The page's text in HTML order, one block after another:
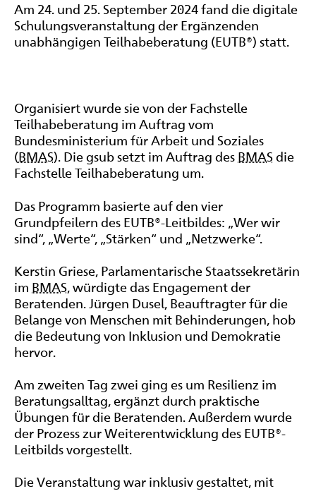
Am 24. und 25. September 2024 fand die digitale
Schulungsveranstaltung der Ergänzenden
unabhängigen Teilhabeberatung (EUTB®) statt.
Organisiert wurde sie von der Fachstelle
Teilhabeberatung im Auftrag vom
Bundesministerium für Arbeit und Soziales
(BMAS). Die gsub setzt im Auftrag des BMASdie
Fachstelle Teilhabeberatung um.
Das Programm basierte auf den vier
Grundpfeilern des EUTB®-Leitbildes: „Wer wir
sind“, „Werte“, „Stärken“ und „Netzwerke“.
Kerstin Griese, Parlamentarische Staatssekretärin
im BMAS, würdigte das Engagement der
Beratenden. Jürgen Dusel, Beauftragter für die
Belange von Menschen mit Behinderungen, hob
die Bedeutung von Inklusion und Demokratie
hervor.
Am zweiten Tag zwei ging es um Resilienz im
Beratungsalltag, ergänzt durch praktische
Übungen für die Beratenden. Außerdem wurde
der Prozess zur Weiterentwicklung des EUTB®-
Leitbilds vorgestellt.
Die Veranstaltung war inklusiv gestaltet, mit